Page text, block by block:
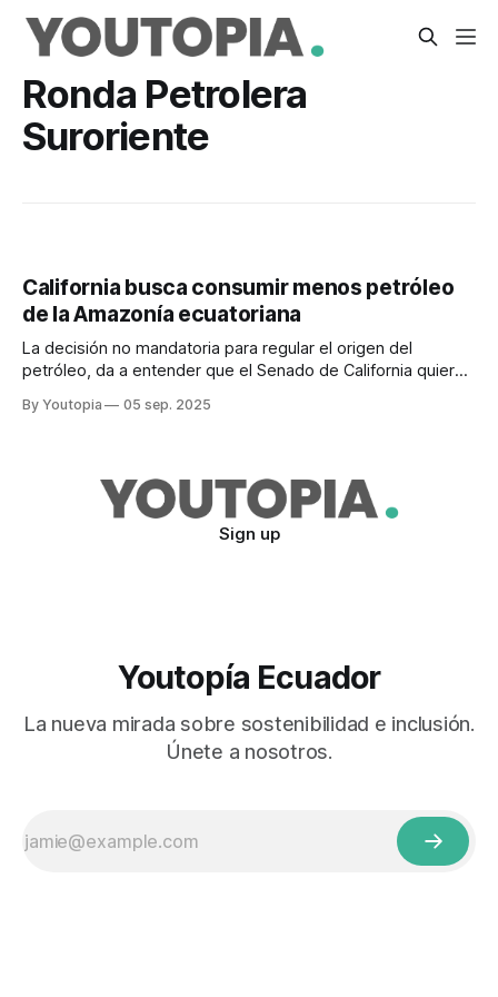
Ronda Petrolera
Suroriente
California busca consumir menos petróleo
de la Amazonía ecuatoriana
La decisión no mandatoria para regular el origen del
petróleo, da a entender que el Senado de California quiere
By Youtopia 05 sep. 2025
Sign up
Youtopía Ecuador
La nueva mirada sobre sostenibilidad e inclusión.
Únete a nosotros.